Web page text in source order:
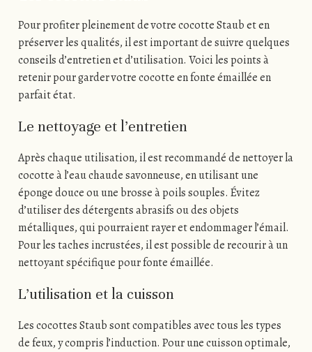
Pour profiter pleinement de votre cocotte Staub et en
préserver les qualités, il est important de suivre quelques
conseils d’entretien et d’utilisation. Voici les points à
retenir pour garder votre cocotte en fonte émaillée en
parfait état.
Le nettoyage et l’entretien
Après chaque utilisation, il est recommandé de nettoyer la
cocotte à l’eau chaude savonneuse, en utilisant une
éponge douce ou une brosse à poils souples. Évitez
d’utiliser des détergents abrasifs ou des objets
métalliques, qui pourraient rayer et endommager l’émail.
Pour les taches incrustées, il est possible de recourir à un
nettoyant spécifique pour fonte émaillée.
L’utilisation et la cuisson
Les cocottes Staub sont compatibles avec tous les types
de feux, y compris l’induction. Pour une cuisson optimale,